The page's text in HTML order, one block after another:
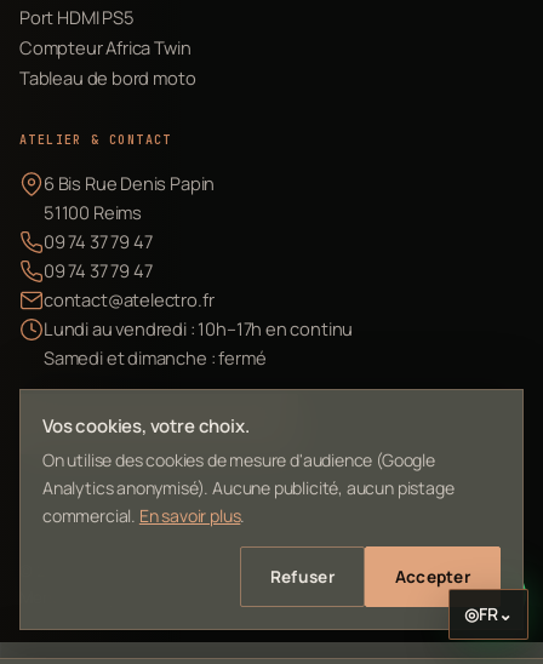
Port HDMI PS5
Compteur Africa Twin
Tableau de bord moto
ATELIER & CONTACT
6 Bis Rue Denis Papin
51100 Reims
09 74 37 79 47
09 74 37 79 47
contact@atelectro.fr
Lundi au vendredi : 10h–17h en continu
Samedi et dimanche : fermé
Envoyer mon matériel
L'Atelier Electro Reims — SIRET 10261022700013
Vos cookies, votre choix.
On utilise des cookies de mesure d'audience (Google
Analytics anonymisé). Aucune publicité, aucun pistage
commercial. En savoir plus.
Refuser Accepter
◎FR⌄